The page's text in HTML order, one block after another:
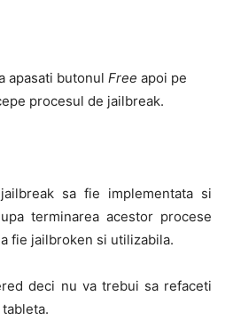
apasati butonul Free apoi pe
procesul de jailbreak.
sa fie implementata si
terminarea acestor procese
fie jailbroken si utilizabila.
deci nu va trebui sa refaceti